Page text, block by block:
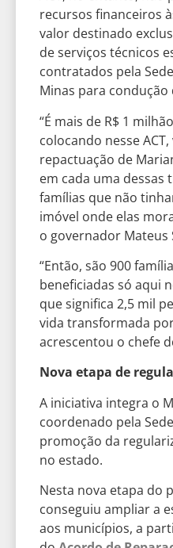
recursos financeiros
valor destinado
de serviços técnicos
contratados pela
Minas para condução
“É mais de R$ 1
colocando nesse
repactuação de
em cada uma dessas
famílias que não
imóvel onde elas
o governador Mateus
“Então, são 900
beneficiadas só aqui
que significa 2,5 mil
vida transformada
acrescentou o chefe
Nova etapa de
A iniciativa integra o
coordenado pela
promoção da
no estado.
Nesta nova etapa do
conseguiu ampliar a
aos municípios, a